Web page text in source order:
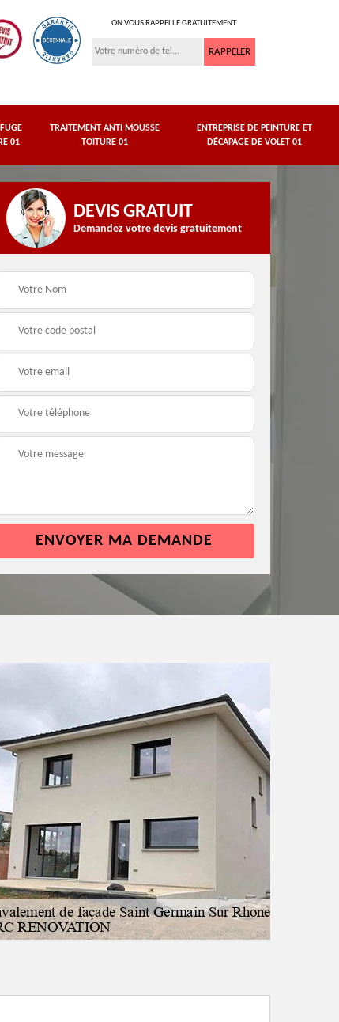
ON VOUS RAPPELLE GRATUITEMENT
01
TRAITEMENT ANTI MOUSSE
TOITURE 01
ENTREPRISE DE PEINTURE ET
DÉCAPAGE DE VOLET 01
Peinture de dessous
de toit 01 Ain
Hydrofuge toiture 01
DEVIS GRATUIT
Demandez votre devis gratuitement